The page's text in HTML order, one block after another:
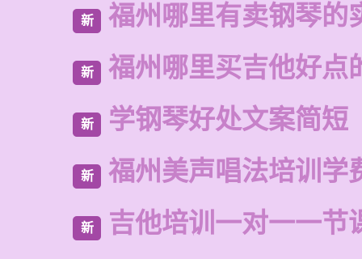
新 福州哪里有卖钢琴的
新 福州哪里买吉他好点
新 学钢琴好处文案简短
新 福州美声唱法培训学
新 吉他培训一对一一节